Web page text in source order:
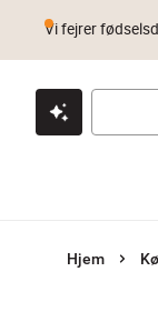
Klik & hent Byt
Vi fejrer
Hjem